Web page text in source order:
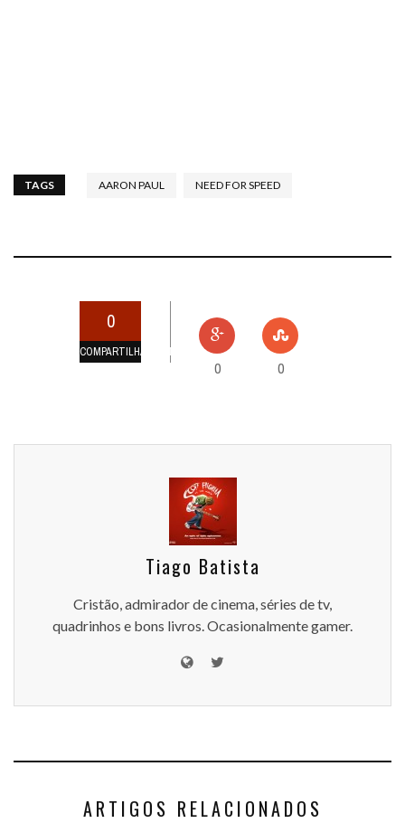
TAGS AARON PAUL NEED FOR SPEED
0
COMPARTILHAMENTOS
0 0
Tiago Batista
Cristão, admirador de cinema, séries de tv,
quadrinhos e bons livros. Ocasionalmente gamer.
ARTIGOS RELACIONADOS